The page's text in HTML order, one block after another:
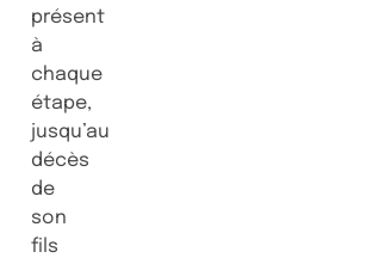
présent
à
chaque
étape,
jusqu’au
décès
de
son
fils